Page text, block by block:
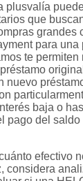
plusvalía
que
grandes
para una
te permiten
nuevo
baja o
pago del saldo
efectivo
considera